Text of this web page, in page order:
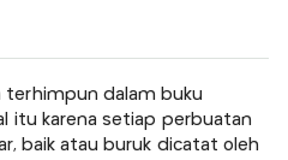
terhimpun dalam buku
itu karena setiap perbuatan
baik atau buruk dicatat oleh